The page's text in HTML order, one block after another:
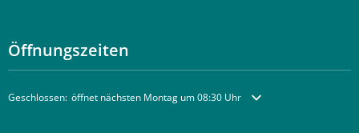
Öffnungszeiten
Klicken, um weitere Öffnungs- oder Schließzeiten auszublenden
Geschlossen: öffnet nächsten Montag um 08:30 Uhr